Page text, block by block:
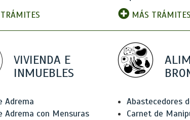
MÁS TRÁMITES
VIVIENDA E
INMUEBLES
Adrema
Adrema con Mensuras
Abastecedores
Carnet de